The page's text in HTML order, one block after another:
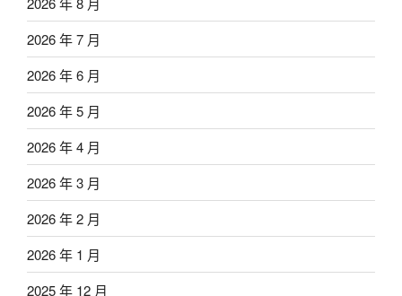
2026 年 7 月
2026 年 6 月
2026 年 5 月
2026 年 4 月
2026 年 3 月
2026 年 2 月
2026 年 1 月
2025 年 12 月